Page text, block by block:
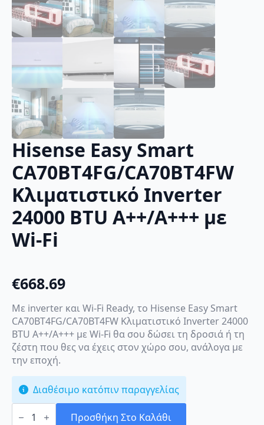
Hisense Easy Smart
CA70BT4FG/CA70BT4FW
Κλιματιστικό Inverter
24000 BTU A++/A+++ με
Wi-Fi
€668.69
Με inverter και Wi-Fi Ready, το Hisense Easy Smart
CA70BT4FG/CA70BT4FW Κλιματιστικό Inverter 24000
BTU A++/A+++ με Wi-Fi θα σου δώσει τη δροσιά ή τη
ζέστη που θες να έχεις στον χώρο σου, ανάλογα με
την εποχή.
Διαθέσιμο κατόπιν παραγγελίας
Hisense
Easy Προσθήκη Στο Καλάθι